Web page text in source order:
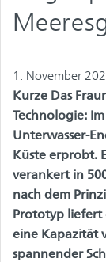
1. November
Kurze Das
Technologie:
Unterwasser-
Küste erprobt.
verankert in
nach dem
Prototyp liefert
eine Kapazität
spannender